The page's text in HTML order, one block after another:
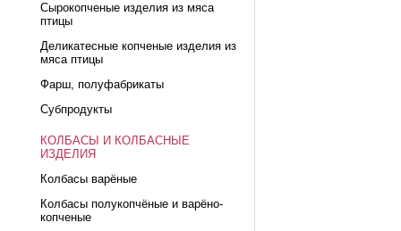
Сырокопченые изделия из мяса
птицы
Деликатесные копченые изделия из
мяса птицы
Фарш, полуфабрикаты
Субпродукты
КОЛБАСЫ И КОЛБАСНЫЕ
ИЗДЕЛИЯ
Колбасы варёные
Колбасы полукопчёные и варёно-
копченые